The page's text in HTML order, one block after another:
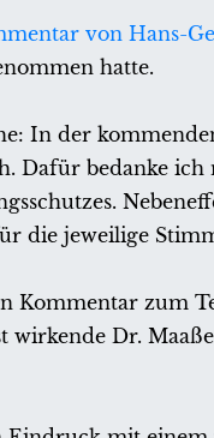
von Hans-
hatte.
In der
Dafür bedanke
die jeweilige
Kommentar zum
wirkende Dr.